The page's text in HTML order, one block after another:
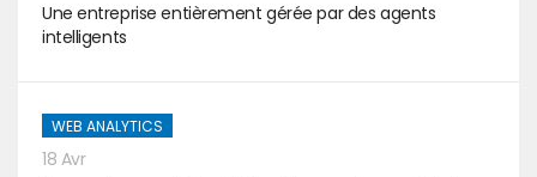
Une entreprise entièrement gérée par des agents
intelligents
WEB ANALYTICS
18 Avr